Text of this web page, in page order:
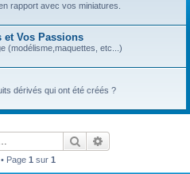
e
rapport avec vos miniatures.
et Vos Passions
(modélisme,maquettes, etc...)
dérivés qui ont été créés ?
Rechercher
Page 1 sur 1